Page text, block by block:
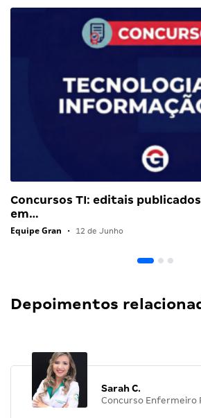
Concursos TI: editais
em…
Equipe Gran • 12 de Junho
Depoimentos
Sarah C.
Concurso Enfermeiro